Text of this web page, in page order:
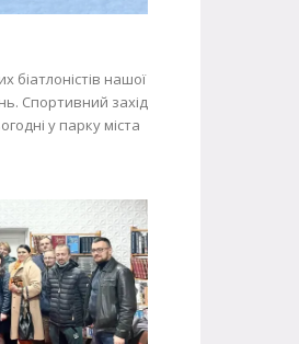
нашої
Спортивний захід
у парку міста